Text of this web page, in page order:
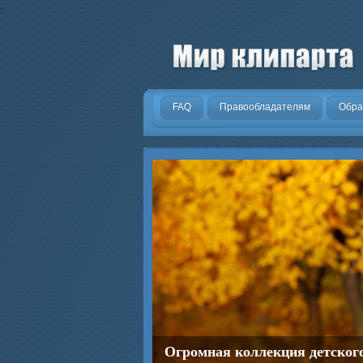
.
FAQ Правообладателям
Огромная коллекция